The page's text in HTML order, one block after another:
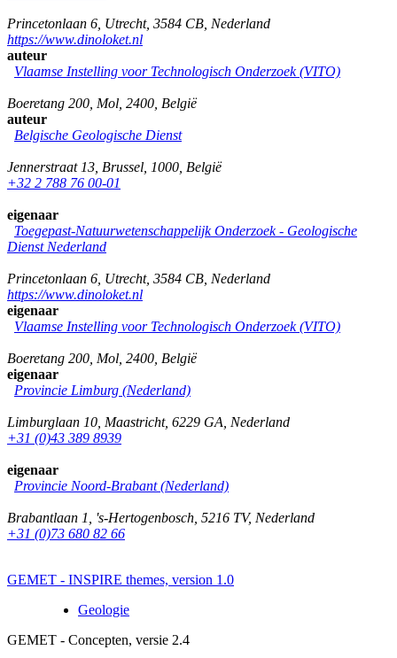
Princetonlaan 6 Utrecht, 3584 CB Nederland
https://www.dinoloket.nl
auteur
Vlaamse Instelling voor Technologisch Onderzoek (VITO)
Boeretang 200 Mol 2400 België
auteur
Belgische Geologische Dienst
Jennerstraat 13 Brussel 1000 België
+32 2 788 76 00-01
eigenaar
Toegepast-Natuurwetenschappelijk Onderzoek - Geologische
Dienst Nederland
Princetonlaan 6 Utrecht, 3584 CB Nederland
https://www.dinoloket.nl
eigenaar
Vlaamse Instelling voor Technologisch Onderzoek (VITO)
Boeretang 200 Mol 2400 België
eigenaar
Provincie Limburg (Nederland)
Limburglaan 10 Maastricht, 6229 GA Nederland
+31 (0)43 389 8939
eigenaar
Provincie Noord-Brabant (Nederland)
Brabantlaan 1 's-Hertogenbosch 5216 TV, Nederland
+31 (0)73 680 82 66
GEMET - INSPIRE themes, version 1.0
Geologie
GEMET - Concepten, versie 2.4